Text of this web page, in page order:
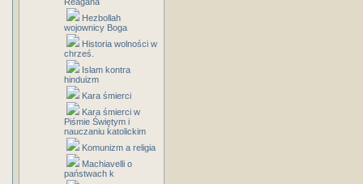
Hezbollah
wojownicy Boga
Historia wolności w
chrześ.
Islam kontra
hinduizm
Kara śmierci
Kara śmierci w
Piśmie Świętym i
nauczaniu katolickim
Komunizm a religia
Machiavelli o
państwach k